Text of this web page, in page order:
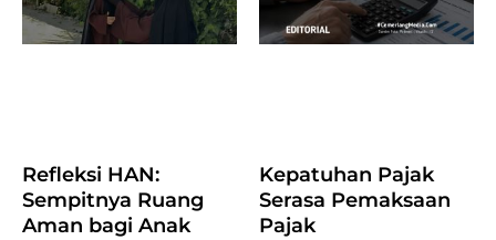
Refleksi HAN:
Sempitnya Ruang
Aman bagi Anak
Kepatuhan Pajak
Serasa Pemaksaan
Pajak